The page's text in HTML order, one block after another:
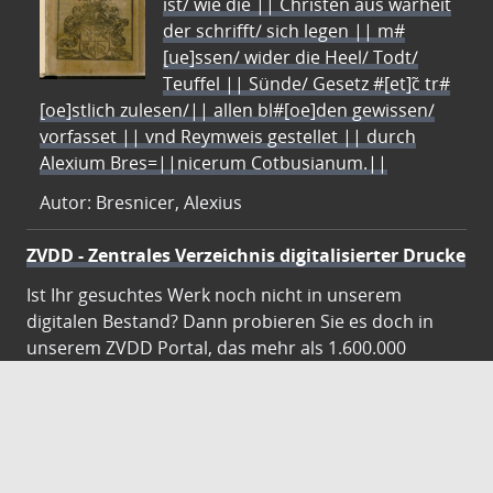
der schrifft/ sich legen || m#
[ue]ssen/ wider die Heel/ Todt/
Teuffel || Sünde/ Gesetz #[et]c̃ tr#
[oe]stlich zulesen/|| allen bl#[oe]den gewissen/
vorfasset || vnd Reymweis gestellet || durch
Alexium Bres=||nicerum Cotbusianum.||
Autor: Bresnicer, Alexius
ZVDD - Zentrales Verzeichnis digitalisierter Drucke
Ist Ihr gesuchtes Werk noch nicht in unserem
digitalen Bestand? Dann probieren Sie es doch in
unserem ZVDD Portal, das mehr als 1.600.000